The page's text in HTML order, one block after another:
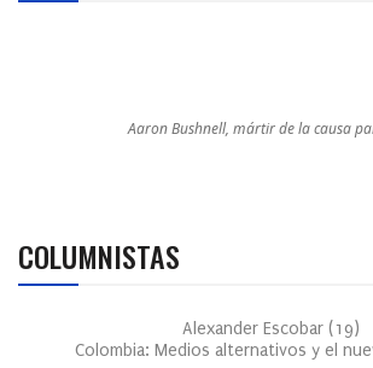
Aaron Bushnell, mártir de la causa
COLUMNISTAS
Alexander Escobar (19)
Colombia: Medios alternativos y el